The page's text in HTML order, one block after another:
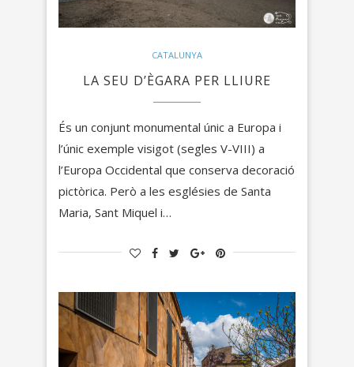
CATALUNYA
LA SEU D’ÈGARA PER LLIURE
És un conjunt monumental únic a Europa i
l’únic exemple visigot (segles V-VIII) a
l’Europa Occidental que conserva decoració
pictòrica. Però a les esglésies de Santa
Maria, Sant Miquel i…